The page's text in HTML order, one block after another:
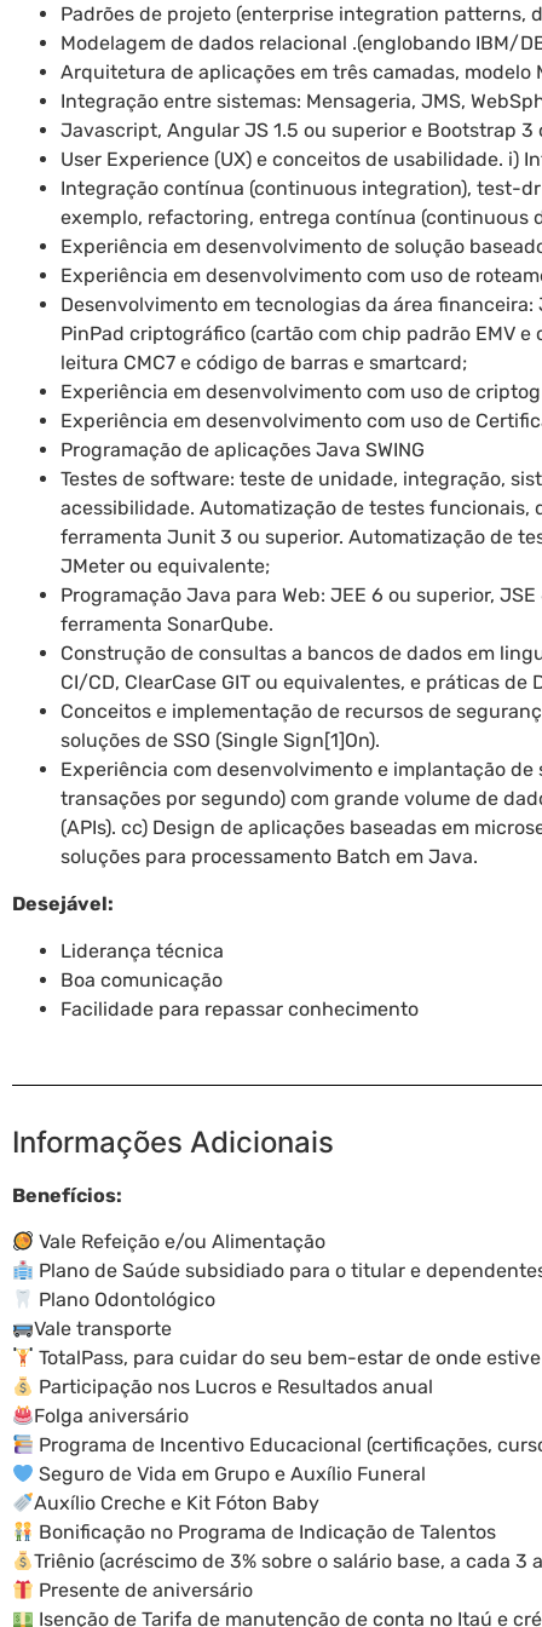
Padrões de projeto (enterprise integration patterns,
Modelagem de dados relacional .(englobando IBM/
Arquitetura de aplicações em três camadas, modelo
Integração entre sistemas: Mensageria, JMS,
Javascript, Angular JS 1.5 ou superior e Bootstrap 3
User Experience (UX) e conceitos de usabilidade. i)
Integração contínua (continuous integration), test-
exemplo, refactoring, entrega contínua (continuous
Experiência em desenvolvimento de solução
Experiência em desenvolvimento com uso de
Desenvolvimento em tecnologias da área financeira:
PinPad criptográfico (cartão com chip padrão EMV
leitura CMC7 e código de barras e smartcard;
Experiência em desenvolvimento com uso de
Experiência em desenvolvimento com uso de
Programação de aplicações Java SWING
Testes de software: teste de unidade, integração,
acessibilidade. Automatização de testes funcionais,
ferramenta Junit 3 ou superior. Automatização de
JMeter ou equivalente;
Programação Java para Web: JEE 6 ou superior,
ferramenta SonarQube.
Construção de consultas a bancos de dados em
CI/CD, ClearCase GIT ou equivalentes, e práticas de
Conceitos e implementação de recursos de
soluções de SSO (Single Sign[1]On).
Experiência com desenvolvimento e implantação
transações por segundo) com grande volume de
(APIs). cc) Design de aplicações baseadas em
soluções para processamento Batch em Java.
Desejável:
Liderança técnica
Boa comunicação
Facilidade para repassar conhecimento
Informações Adicionais
Benefícios:
Vale Refeição e/ou Alimentação
Plano de Saúde subsidiado para o titular e
Plano Odontológico
Vale transporte
TotalPass, para cuidar do seu bem-estar de onde
Participação nos Lucros e Resultados anual
Folga aniversário
Programa de Incentivo Educacional (certificações,
Seguro de Vida em Grupo e Auxílio Funeral
Auxílio Creche e Kit Fóton Baby
Bonificação no Programa de Indicação de Talentos
Triênio (acréscimo de 3% sobre o salário base, a cada 3
Presente de aniversário
Isenção de Tarifa de manutenção de conta no Itaú e